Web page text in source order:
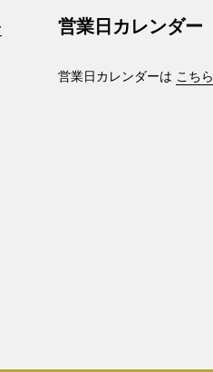
営業日カレンダー
営業日カレンダーは こちら